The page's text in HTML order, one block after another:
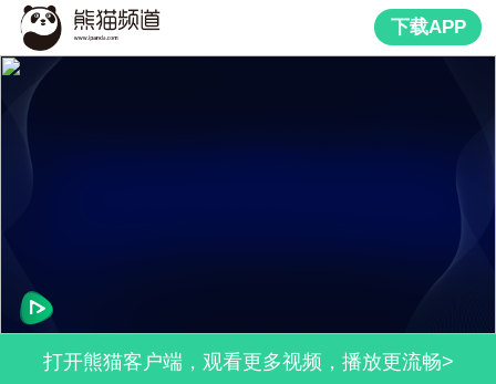
下载APP
打开熊猫客户端，观看更多视频，播放更流畅>